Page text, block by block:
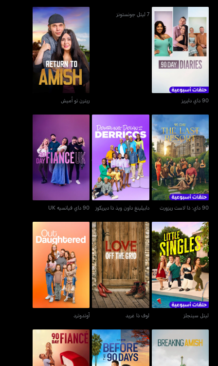
90 داي دايريز
90 داي دايريز
7 ليتل جونستونز
ريترن تو أميش
ريترن تو أميش
90 داي: ذا لاست ريزورت
90 داي: ذا لاست ريزورت
دابيلينغ داون ويذ ذا ديريكوز
دابيلينغ داون ويذ ذا ديريكوز
90 داي فيانسيه UK
90 داي فيانسيه UK
ليتل سينجلز
ليتل سينجلز
لوف ذا غريد
لوف ذا غريد
آوتدوترد
آوتدوترد